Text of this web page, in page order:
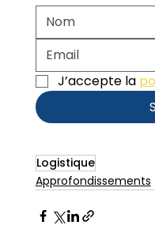
J’accepte la
Logistique
Approfondissements